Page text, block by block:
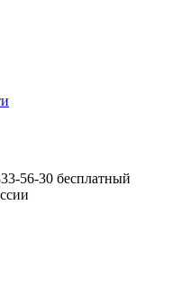
56-30 бесплатный